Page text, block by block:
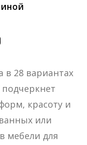
в 28 вариантах
красоту и
или
мебели для